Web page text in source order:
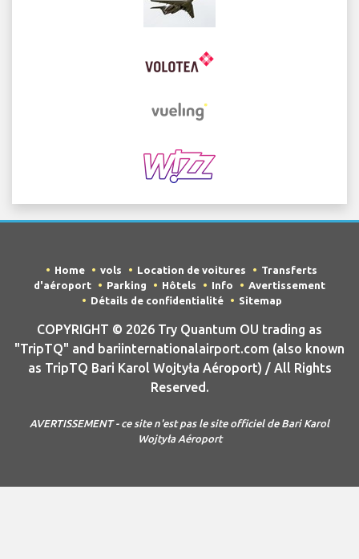
Home vols Location de voitures
Transferts
d'aéroport
Parking Hôtels Info
Avertissement
Détails de confidentialité
Sitemap
COPYRIGHT © 2026 Try Quantum OU trading as
"TripTQ" and bariinternationalairport.com (also known
as TripTQ Bari Karol Wojtyła Aéroport) / All Rights
Reserved.
AVERTISSEMENT - ce site n'est pas le site officiel de Bari Karol
Wojtyła Aéroport